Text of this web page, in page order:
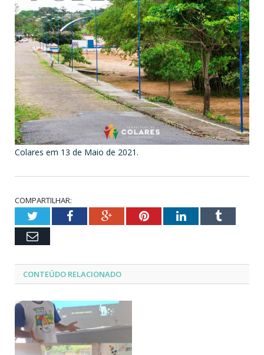
Colares em 13 de Maio de 2021.
COMPARTILHAR:
TwitterFacebookGoogle+PinterestLinkedInTumblr
Email
CONTEÚDO RELACIONADO